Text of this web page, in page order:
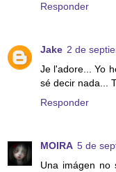
Responder
Jake 2 de
Je l'adore... Yo
sé decir nada...
Responder
MOIRA 5 de
Una imágen no